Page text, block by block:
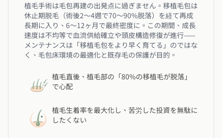
植毛手術は毛包再建の出発点に過ぎません。移植毛包は
休止期脱毛（術後2〜4週で70〜90%脱落）を経て再成
長期に入り、6〜12ヶ月で最終密度に。この期間、成長
速度は不均等で血流供給確立や頭皮構造修復が進行——
メンテナンスは「移植毛包をより早く育てる」のではな
く、毛包床環境の最適化と既存毛の保護が目的。
植毛直後、植毛部の「80%の移植毛が脱落」
で心配
植毛生着率を最大化し、苦労した投資を無駄に
したくない